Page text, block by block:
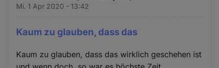
Mi. 1 Apr 2020 - 13:42
Kaum zu glauben, dass das
Kaum zu glauben, dass das wirklich geschehen ist